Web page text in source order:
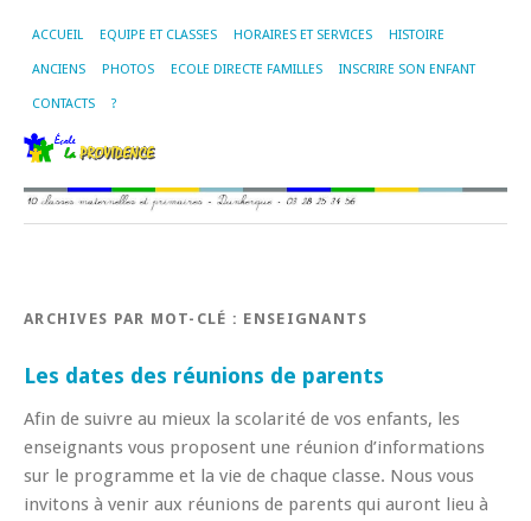
ACCUEIL EQUIPE ET CLASSES HORAIRES ET SERVICES HISTOIRE
ANCIENS PHOTOS ECOLE DIRECTE FAMILLES INSCRIRE SON ENFANT
CONTACTS ?
ARCHIVES PAR MOT-CLÉ : ENSEIGNANTS
Les dates des réunions de parents
Afin de suivre au mieux la scolarité de vos enfants, les
enseignants vous proposent une réunion d’informations
sur le programme et la vie de chaque classe. Nous vous
invitons à venir aux réunions de parents qui auront lieu à